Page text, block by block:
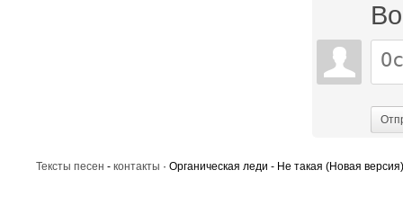
Тексты песен - контакты · Органическая леди - Не такая (Новая